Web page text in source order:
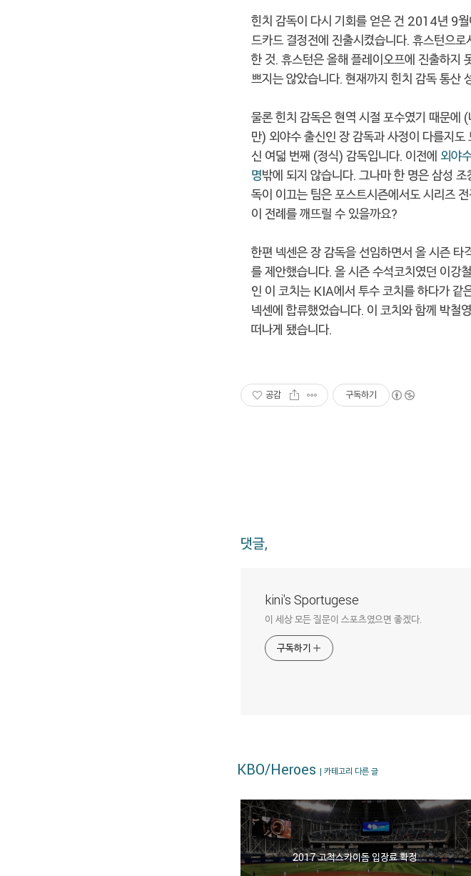
힌치 감독이 다시 기회를 얻은 건 2014년 9
드카드 결정전에 진출시켰습니다. 휴스턴으
한 것. 휴스턴은 올해 플레이오프에 진출하
쁘지는 않았습니다. 현재까지 힌치 감독 통
물론 힌치 감독은 현역 시절 포수였기 때문에
만) 외야수 출신인 장 감독과 사정이 다를지
신 여덟 번째 (정식) 감독입니다. 이전에 외야
명밖에 되지 않습니다. 그나마 한 명은 삼성
독이 이끄는 팀은 포스트시즌에서도 시리즈
이 전례를 깨뜨릴 수 있을까요?
한편 넥센은 장 감독을 선임하면서 올 시즌
를 제안했습니다. 올 시즌 수석코치였던 이강
인 이 코치는 KIA에서 투수 코치를 하다가
넥센에 합류했었습니다. 이 코치와 함께 박
떠나게 됐습니다.
공감 구독하기
댓글,
kini's Sportugese
이 세상 모든 질문이 스포츠였으면 좋겠다.
구독하기
KBO/Heroes | 카테고리 다른 글
2017 고척스카이돔 입장료 확정